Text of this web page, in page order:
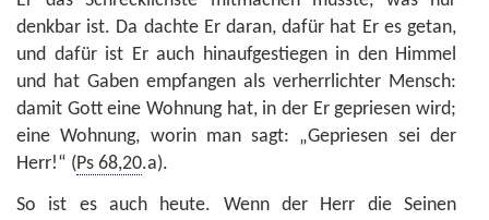
denkbar ist. Da dachte Er daran, dafür hat Er es getan,
und dafür ist Er auch hinaufgestiegen in den Himmel
und hat Gaben empfangen als verherrlichter Mensch:
damit Gott eine Wohnung hat, in der Er gepriesen wird;
eine Wohnung, worin man sagt: „Gepriesen sei der
Herr!“ (Ps 68,20.a).
So ist es auch heute. Wenn der Herr die Seinen